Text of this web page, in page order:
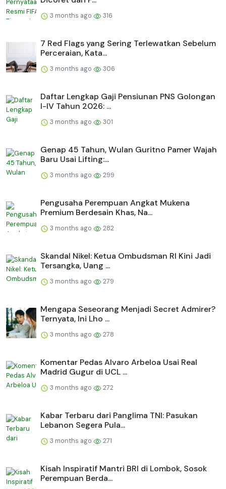
3 months ago 316
7 Red Flags yang Sering Terlewatkan Sebelum
Perceraian, Kata...
3 months ago 306
Daftar Lengkap Gaji Pensiunan PNS Golongan
I-IV Tahun 2026: ...
3 months ago 301
Genap 45 Tahun, Wulan Guritno Pamer Wajah
Baru Usai Lifting:...
3 months ago 299
Pengusaha Perempuan Angkat Mukena
Premium Berdesain Khas, Na...
3 months ago 282
Skandal Nikel: Ketua Ombudsman RI Kini Jadi
Tersangka, Uang ...
3 months ago 279
Mengapa Seseorang Menjadi Secret Admirer?
Ternyata, Ini Lho ...
3 months ago 278
Komentar Pedas Alvaro Arbeloa Usai Real
Madrid Gugur di UCL ...
3 months ago 272
Kabar Terbaru dari Panglima TNI: Pasukan
Lebanon Segera Pula...
3 months ago 271
Kisah Inspiratif Mantri BRI di Lombok, Sosok
Perempuan Berda...